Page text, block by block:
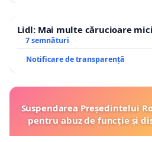
Lidl: Mai multe cărucioare
7 semnături
Notificare de transparență
Suspendarea Președintelui
pentru abuz de funcție și